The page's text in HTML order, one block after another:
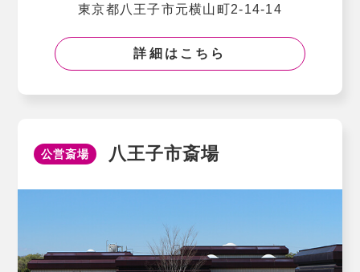
東京都⼋王⼦市元横⼭町2-14-14
詳細はこちら
公営斎場 八王子市斎場